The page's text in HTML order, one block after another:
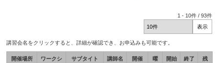
1 - 10件 /93件
講習会名をクリックすると、詳細が確認でき、お申込みも可能です。
開催場所
ワークシ
サブタイト
講師名
開催
曜
開始
終了
残